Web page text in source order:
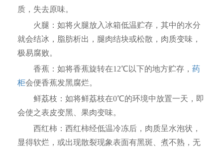
质，失去原味。
火腿：如将火腿放入冰箱低温贮存，其中的水分
就会结冰，脂肪析出，腿肉结块或松散，肉质变味，
极易腐败。
香蕉：如将香蕉旋转在12℃以下的地方贮存， 药
柜会便香蕉发黑腐烂。
鲜荔枝：如将鲜荔枝在0℃的环境中放置一天，即
会使之表皮变黑、果肉变味。
西红柿：西红柿经低温冷冻后，肉质呈水泡状，
显得软烂，或出现散裂现象表面有黑斑、煮不熟，无